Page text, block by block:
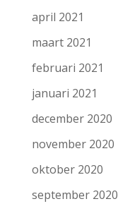
april 2021
maart 2021
februari 2021
januari 2021
december 2020
november 2020
oktober 2020
september 2020